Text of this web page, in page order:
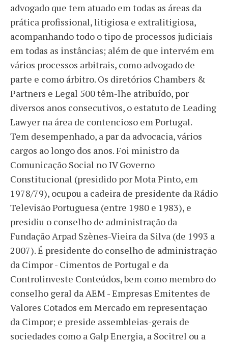
advogado que tem atuado em todas as áreas da
prática profissional, litigiosa e extralitigiosa,
acompanhando todo o tipo de processos judiciais
em todas as instâncias; além de que intervém em
vários processos arbitrais, como advogado de
parte e como árbitro. Os diretórios Chambers &
Partners e Legal 500 têm-lhe atribuído, por
diversos anos consecutivos, o estatuto de Leading
Lawyer na área de contencioso em Portugal.
Tem desempenhado, a par da advocacia, vários
cargos ao longo dos anos. Foi ministro da
Comunicação Social no IV Governo
Constitucional (presidido por Mota Pinto, em
1978/79), ocupou a cadeira de presidente da Rádio
Televisão Portuguesa (entre 1980 e 1983), e
presidiu o conselho de administração da
Fundação Arpad Szènes-Vieira da Silva (de 1993 a
2007). É presidente do conselho de administração
da Cimpor - Cimentos de Portugal e da
Controlinveste Conteúdos, bem como membro do
conselho geral da AEM - Empresas Emitentes de
Valores Cotados em Mercado em representação
da Cimpor; e preside assembleias-gerais de
sociedades como a Galp Energia, a Socitrel ou a